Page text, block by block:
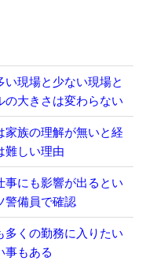
現場と少ない現場と
の大きさは変わらない
家族の理解が無いと経
難しい理由
事にも影響が出るとい
警備員で確認
多くの勤務に入りたい
事もある